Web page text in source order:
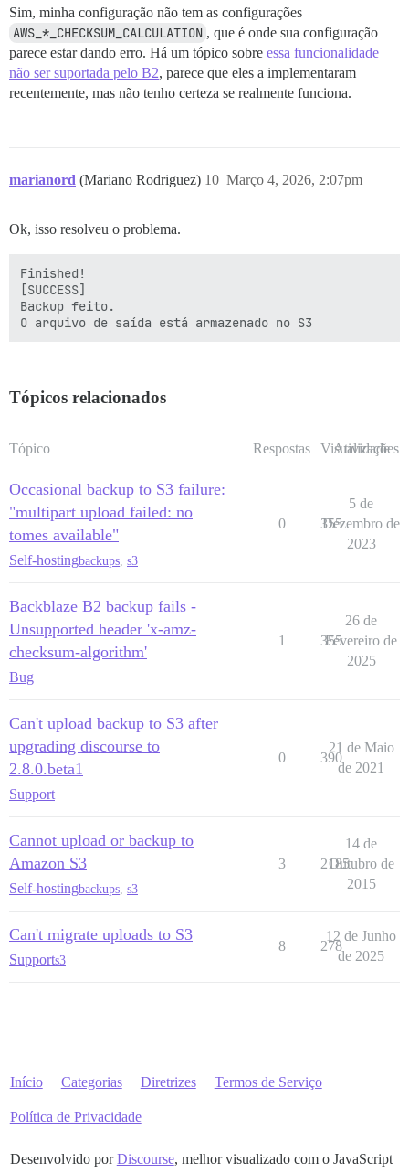
Deleting old backups...
Cleaning stuff up...
Removing archive from local storage...
Removing '.tar' leftovers...
Marking backup as finished...
Notifying 'system' of the end of the backup...
Sim, minha configuração não tem as configurações
AWS_*_CHECKSUM_CALCULATION , que é onde sua configuração
parece estar dando erro. Há um tópico sobre essa funcionalidade
não ser suportada pelo B2, parece que eles a implementaram
recentemente, mas não tenho certeza se realmente funciona.
marianord (Mariano Rodriguez) Março 4, 2026, 2:07pm
10
Ok, isso resolveu o problema.
Finished!
[SUCCESS]
Backup feito.
Tópicos relacionados
Tópico Respostas Visualizações
Atividade
Occasional backup to S3 failure:
"multipart upload failed: no
tomes available"
Self-hostingbackups s3
0 355
5 de
Dezembro de
2023
Backblaze B2 backup fails -
Unsupported header 'x-amz-
checksum-algorithm'
Bug
1 355
26 de
Fevereiro de
2025
Can't upload backup to S3 after
upgrading discourse to
2.8.0.beta1
Support
0 390
21 de Maio
de 2021
Cannot upload or backup to
Amazon S3
Self-hostingbackups s3
3 2185
14 de
Outubro de
2015
Can't migrate uploads to S3
Supports3
8 278
12 de Junho
de 2025
Início Categorias Diretrizes Termos de Serviço
Política de Privacidade
Desenvolvido porDiscourse, melhor visualizado com o JavaScript